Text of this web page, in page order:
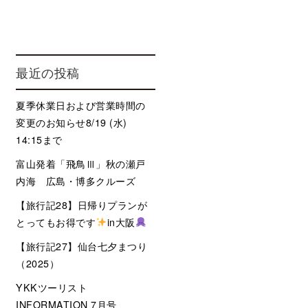
最近の投稿
夏季休業日および営業時間の
変更のお知らせ8/19 (水)
14:15まで
富山発着「飛鳥Ⅲ」秋の瀬戸
内海 広島・博多クルーズ
【旅行記28】日帰りプランが
とってもお得です
in大阪
【旅行記27】仙台七夕まつり
（2025）
YKKツーリスト
INFORMATION 7月号